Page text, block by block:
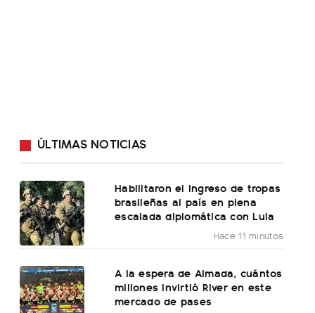
ÚLTIMAS NOTICIAS
Habilitaron el ingreso de tropas
brasileñas al país en plena
escalada diplomática con Lula
Hace 11 minutos
A la espera de Almada, cuántos
millones invirtió River en este
mercado de pases